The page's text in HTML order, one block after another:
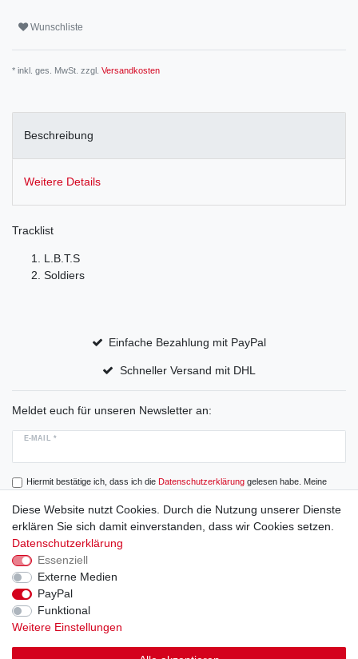
Wunschliste
* inkl. ges. MwSt. zzgl. Versandkosten
Beschreibung
Weitere Details
Tracklist
L.B.T.S
Soldiers
Einfache Bezahlung mit PayPal
Schneller Versand mit DHL
Meldet euch für unseren Newsletter an:
E-MAIL *
Hiermit bestätige ich, dass ich die Daten­schutz­erklärunggelesen habe. Meine
Abonnieren
Widerrufs­recht
Daten­schutz­erklärung AGB
Diese Website nutzt Cookies. Durch die Nutzung unserer Dienste
erklären Sie sich damit einverstanden, dass wir Cookies setzen.
Datenschutzerklärung
Essenziell
Externe Medien
PayPal
Funktional
Weitere Einstellungen